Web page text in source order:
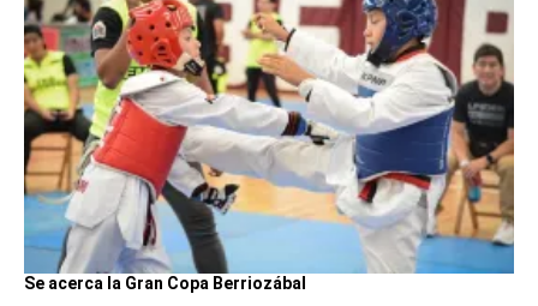
Se acerca la Gran Copa Berriozábal